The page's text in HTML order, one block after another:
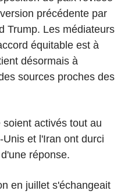
précédente par
Trump. Les médiateurs
équitable est à
désormais à
sources proches des
activés tout au
et l'Iran ont durci
réponse.
en juillet s'échangeait